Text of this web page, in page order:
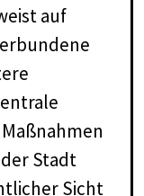
auf
Stadt
Sicht